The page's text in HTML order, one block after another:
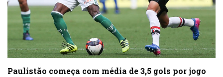
Paulistão começa com média de 3,5 gols por jogo